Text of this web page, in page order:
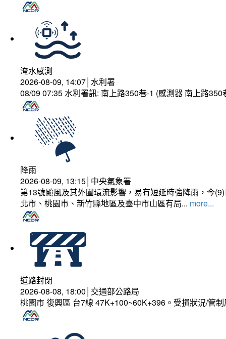
淹水感測
2026-08-09, 14:07│水利署
08/09 07:35 水利署訊: 南上路350巷-1 (感測器 南上路
降雨
2026-08-09, 13:15│中央氣象署
第13號颱風及其外圍環流影響，易有短延時強降雨，今
北市、桃園市、新竹縣地區及臺中市山區有局... more...
道路封閉
2026-08-08, 18:00│交通部公路局
桃園市 復興區 台7線 47K+100~60K+396。受損狀況/管